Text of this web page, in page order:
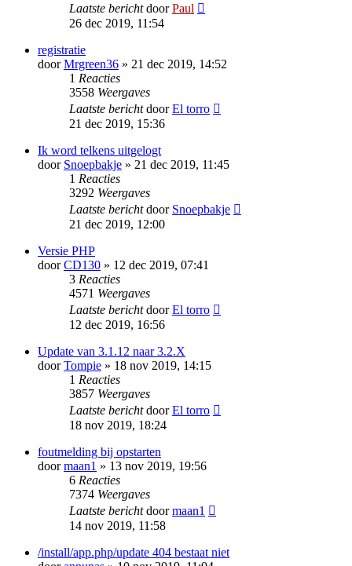
Laatste berichtdoorPaul
26 dec 2019, 11:54
registratie
doorMrgreen36 » 21 dec 2019, 14:52
1 Reacties
3558 Weergaves
Laatste berichtdoorEl torro
21 dec 2019, 15:36
Ik word telkens uitgelogt
door Snoepbakje » 21 dec 2019, 11:45
1 Reacties
3292 Weergaves
Laatste berichtdoor Snoepbakje
21 dec 2019, 12:00
Versie PHP
doorCD130 » 12 dec 2019, 07:41
3 Reacties
4571 Weergaves
Laatste berichtdoorEl torro
12 dec 2019, 16:56
Update van 3.1.12 naar 3.2.X
doorTompie » 18 nov 2019, 14:15
1 Reacties
3857 Weergaves
Laatste berichtdoorEl torro
18 nov 2019, 18:24
foutmelding bij opstarten
doormaan1 » 13 nov 2019, 19:56
6 Reacties
7374 Weergaves
Laatste berichtdoormaan1
14 nov 2019, 11:58
/install/app.php/update 404 bestaat niet